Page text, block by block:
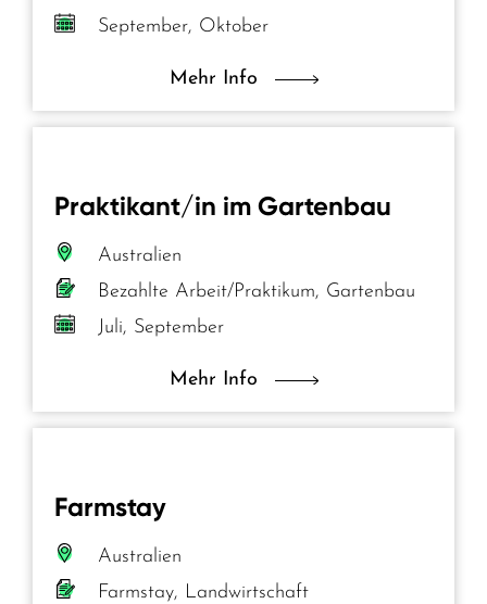
September, Oktober
Mehr Info
Praktikant/in im Gartenbau
Australien
Bezahlte Arbeit/Praktikum, Gartenbau
Juli, September
Mehr Info
Farmstay
Australien
Farmstay, Landwirtschaft